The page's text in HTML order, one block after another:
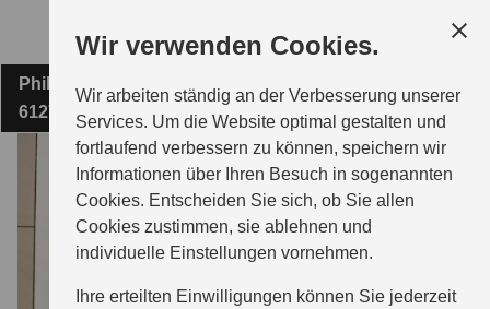
Wir verwenden Cookies.
Wir arbeiten ständig an der Verbesserung unserer
Services. Um die Website optimal gestalten und
fortlaufend verbessern zu können, speichern wir
Informationen über Ihren Besuch in sogenannten
Cookies. Entscheiden Sie sich, ob Sie allen
Cookies zustimmen, sie ablehnen und
individuelle Einstellungen vornehmen.
Ihre erteilten Einwilligungen können Sie jederzeit
Hauptinhalt
AUTO-WALLISCH
MODELLE
ZUBEHÖR
Philipp-Reis-Straße 3
61273 Wehrheim